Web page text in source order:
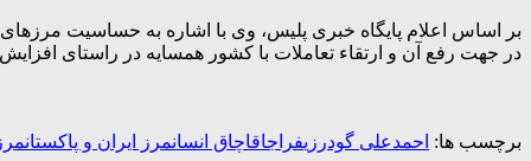
بر اساس اعلام پایگاه خبری پلیس، وی با اشاره به حساسیت
در جهت رفع آن و ارتقاء تعاملات با کشور همسایه در راستای
برچسب ها: احمدعلی گودرزیفراجاقاچاق انسانمرز ایران و پاکستان